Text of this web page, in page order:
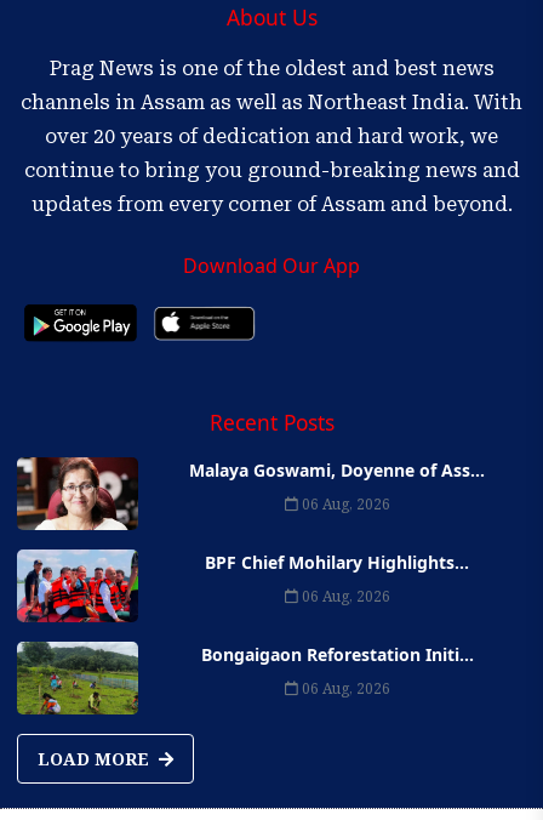
About Us
Prag News is one of the oldest and best news
channels in Assam as well as Northeast India. With
over 20 years of dedication and hard work, we
continue to bring you ground-breaking news and
updates from every corner of Assam and beyond.
Download Our App
Recent Posts
Malaya Goswami, Doyenne of Ass...
06 Aug, 2026
BPF Chief Mohilary Highlights...
06 Aug, 2026
Bongaigaon Reforestation Initi...
06 Aug, 2026
LOAD MORE